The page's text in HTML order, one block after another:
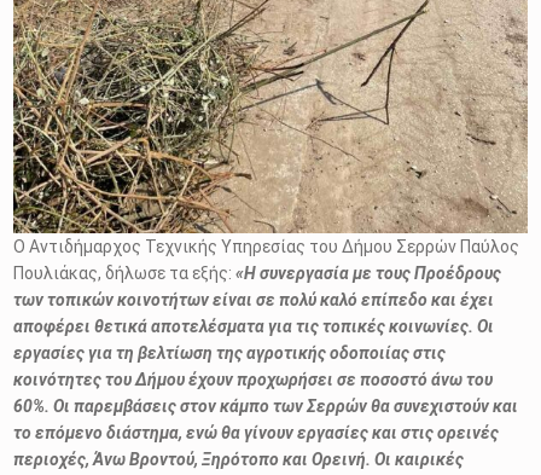
Ο Αντιδήμαρχος Τεχνικής Υπηρεσίας του Δήμου Σερρών Παύλος
Πουλιάκας, δήλωσε τα εξής:«Η συνεργασία με τους Προέδρους
των τοπικών κοινοτήτων είναι σε πολύ καλό επίπεδο και έχει
αποφέρει θετικά αποτελέσματα για τις τοπικές κοινωνίες. Οι
εργασίες για τη βελτίωση της αγροτικής οδοποιίας στις
κοινότητες του Δήμου έχουν προχωρήσει σε ποσοστό άνω του
60%. Οι παρεμβάσεις στον κάμπο των Σερρών θα συνεχιστούν και
το επόμενο διάστημα, ενώ θα γίνουν εργασίες και στις ορεινές
περιοχές, Άνω Βροντού, Ξηρότοπο και Ορεινή. Οι καιρικές